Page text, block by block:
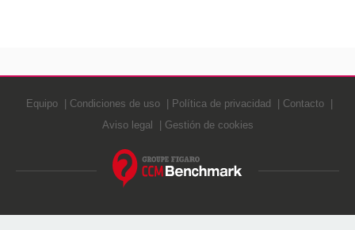
Equipo Condiciones de uso Política de privacidad
Contacto
Aviso legal
Gestión de cookies